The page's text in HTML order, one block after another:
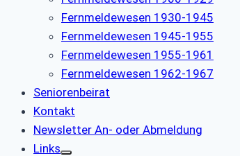
Fernmeldewesen 1930-1945
Fernmeldewesen 1945-1955
Fernmeldewesen 1955-1961
Fernmeldewesen 1962-1967
Seniorenbeirat
Kontakt
Newsletter An- oder Abmeldung
Links